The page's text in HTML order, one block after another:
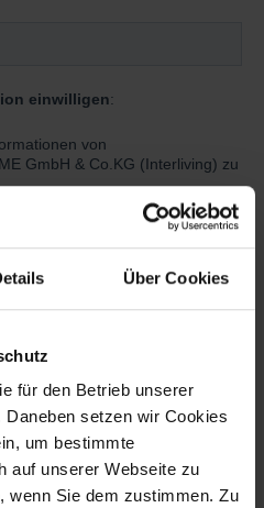
Über Cookies
für den Betrieb unserer
setzen wir Cookies
um bestimmte
auf unserer Webseite zu
wenn Sie dem zustimmen. Zu